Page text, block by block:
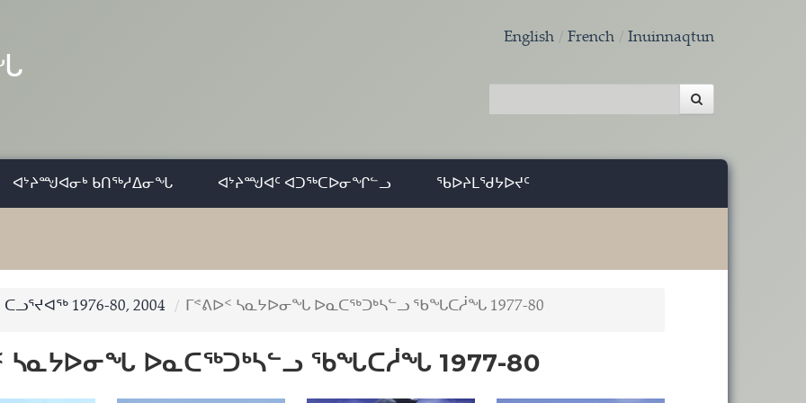
English French Inuinnaqtun
ᐊᔾᔨᙳᐊᓂᒃ ᑲᑎᖅᓱᐃᓂᖓ ᐊᔾᔨᙳᐊᑦ ᐊᑐᖅᑕᐅᓂᖏᓪᓗ ᖃᐅᔨᒪᖁᔭᐅᔪᑦ
ᑕᓗᕐᔪᐊᖅ 1976-80, 2004 ᒥᕝᕕᐅᑉ ᓴᓇᔭᐅᓂᖓ ᐅᓇᑕᖅᑐᒃᓴᓪᓗ ᖃᖓᑕᓲᖓ 1977-80
ᓴᓇᔭᐅᓂᖓ ᐅᓇᑕᖅᑐᒃᓴᓪᓗ ᖃᖓᑕᓲᖓ 1977-80